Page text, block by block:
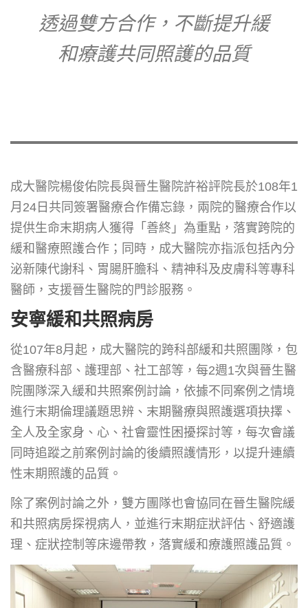
透過雙方合作，不斷提升緩
和療護共同照護的品質
成大醫院楊俊佑院長與晉生醫院許裕評院長於108年1
月24日共同簽署醫療合作備忘錄，兩院的醫療合作以
提供生命末期病人獲得「善終」為重點，落實跨院的
緩和醫療照護合作；同時，成大醫院亦指派包括內分
泌新陳代謝科、胃腸肝膽科、精神科及皮膚科等專科
醫師，支援晉生醫院的門診服務。
安寧緩和共照病房
從107年8月起，成大醫院的跨科部緩和共照團隊，包
含醫療科部、護理部、社工部等，每2週1次與晉生醫
院團隊深入緩和共照案例討論，依據不同案例之情境
進行末期倫理議題思辨、末期醫療與照護選項抉擇、
全人及全家身、心、社會靈性困擾探討等，每次會議
同時追蹤之前案例討論的後續照護情形，以提升連續
性末期照護的品質。
除了案例討論之外，雙方團隊也會協同在晉生醫院緩
和共照病房探視病人，並進行末期症狀評估、舒適護
理、症狀控制等床邊帶教，落實緩和療護照護品質。